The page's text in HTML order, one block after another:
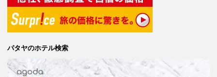
パタヤのホテル検索